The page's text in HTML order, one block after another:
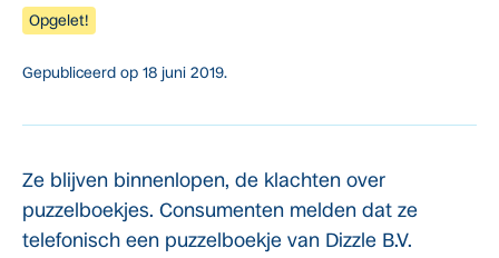
Opgelet!
Gepubliceerd op 18 juni 2019.
Ze blijven binnenlopen, de klachten over
puzzelboekjes. Consumenten melden dat ze
telefonisch een puzzelboekje van Dizzle B.V.